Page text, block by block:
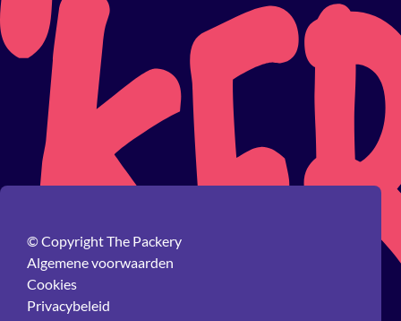
© Copyright The Packery
Algemene voorwaarden
Cookies
Privacybeleid